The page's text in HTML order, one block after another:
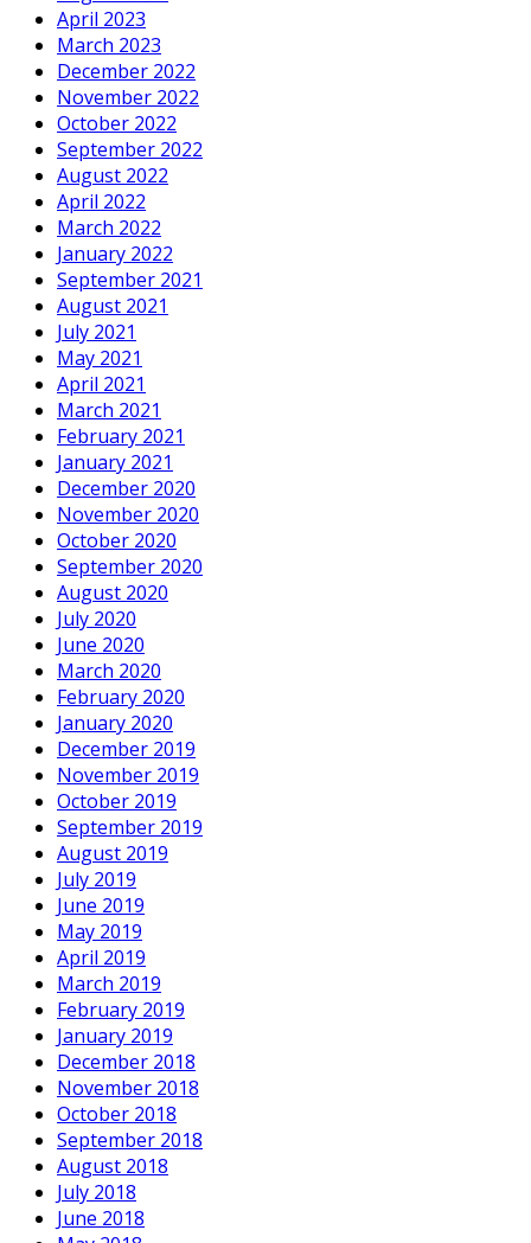
April 2023
March 2023
December 2022
November 2022
October 2022
September 2022
August 2022
April 2022
March 2022
January 2022
September 2021
August 2021
July 2021
May 2021
April 2021
March 2021
February 2021
January 2021
December 2020
November 2020
October 2020
September 2020
August 2020
July 2020
June 2020
March 2020
February 2020
January 2020
December 2019
November 2019
October 2019
September 2019
August 2019
July 2019
June 2019
May 2019
April 2019
March 2019
February 2019
January 2019
December 2018
November 2018
October 2018
September 2018
August 2018
July 2018
June 2018